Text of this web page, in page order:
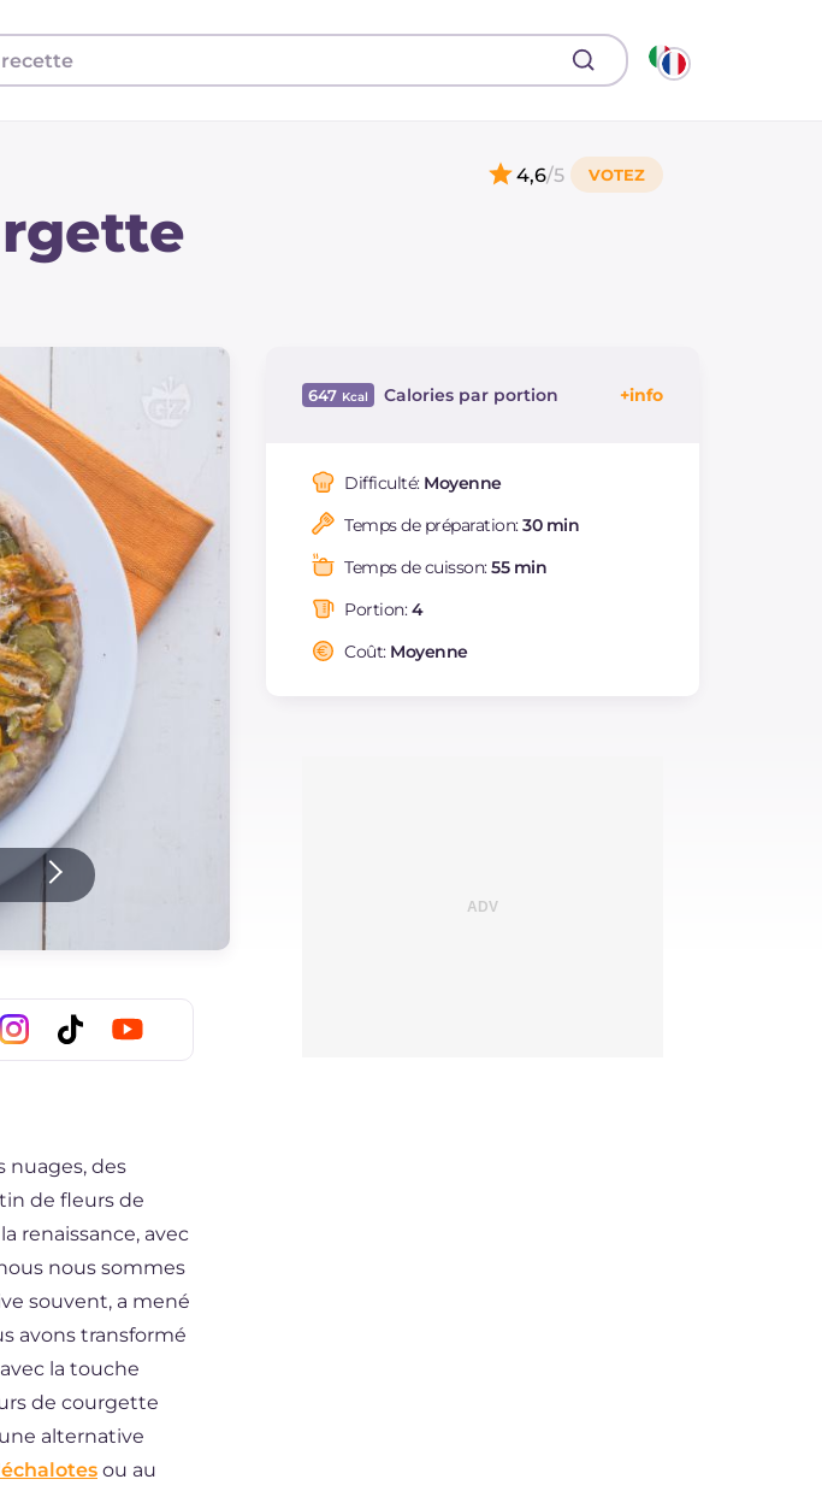
4,6/5
647 Calories par portion
Dont sucres
Protéine g
Graisses
saturés
Fibre
Cholestérol
Difficulté: Moyenne
Temps de préparation:30 min
Temps de cuisson:55 min
Portion:4
Coût: Moyenne
nuages, des
de fleurs de
renaissance, avec
nous sommes
souvent, a mené
avons transformé
la touche
de courgette
alternative
ou au